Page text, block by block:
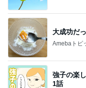
大成功だ
Amebaトピ
強子の楽
1話